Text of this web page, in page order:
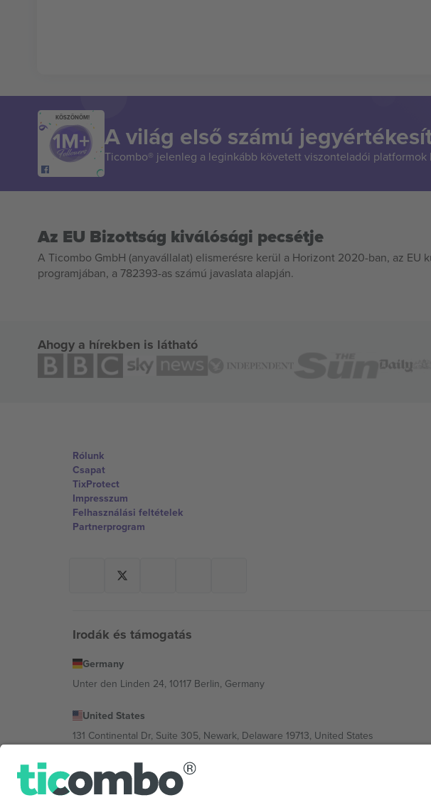
KÖSZÖNÖM!
A világ első számú
Ticombo® jelenleg a leginkább követett viszonteladói platformok
Az EU Bizottság kiválósági pecsétje
A Ticombo GmbH (anyavállalat) elismerésre kerül a Horizont 2020-ban, az EU
programjában, a 782393-as számú javaslata alapján.
Ahogy a hírekben is látható
Rólunk
Csapat
TixProtect
Impresszum
Felhasználási feltételek
Partnerprogram
Irodák és támogatás
Germany
Unter den Linden 24, 10117 Berlin, Germany
United States
131 Continental Dr, Suite 305, Newark, Delaware 19713, United States
Bulgaria
Regus Sofia City West, bul Totleben 53-55, 1606 Sofia, Bulgaria